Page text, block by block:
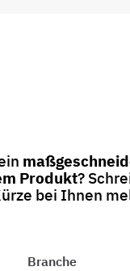
Produkt?
bei Ihnen
Branche